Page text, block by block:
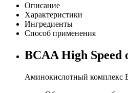
Описание
Характеристики
Ингредиенты
Способ применения
BCAA High
Аминокислотный комплекс